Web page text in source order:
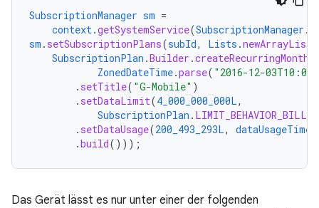
SubscriptionManager sm =
context.getSystemService(SubscriptionManager .
sm . setSubscriptionPlans(subId, Lists .newArrayList
SubscriptionPlan .Builder .
ZonedDateTime.parse( "2016-12-
. setTitle( "G-Mobile" )
. setDataLimit(4_000_000_000L,
SubscriptionPlan . LIMIT_BEHAVIOR_BILLED
. setDataUsage(200_493_293L,
.build()));
Das Gerät lässt es nur unter einer der folgenden